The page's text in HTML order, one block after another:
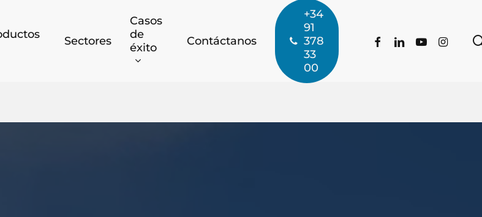
Sectores
Casos
de
éxito
Contáctanos
+34
91
378
33
00
facebook
linkedinyoutube